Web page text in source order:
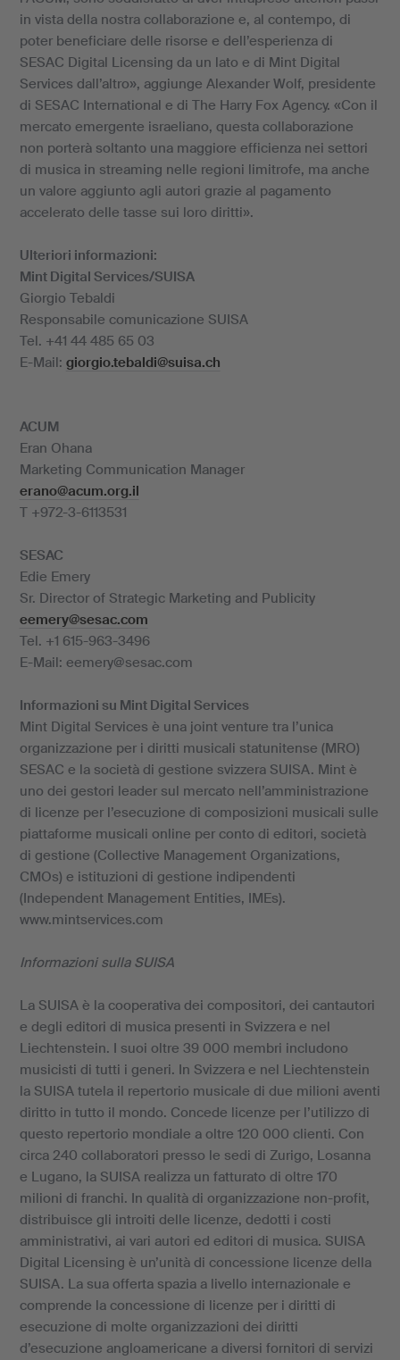
in vista della nostra collaborazione e, al contempo, di
poter beneficiare delle risorse e dell’esperienza di
SESAC Digital Licensing da un lato e di Mint Digital
Services dall’altro», aggiunge Alexander Wolf, presidente
di SESAC International e di The Harry Fox Agency. «Con il
mercato emergente israeliano, questa collaborazione
non porterà soltanto una maggiore efficienza nei settori
di musica in streaming nelle regioni limitrofe, ma anche
un valore aggiunto agli autori grazie al pagamento
accelerato delle tasse sui loro diritti».
Ulteriori informazioni:
Mint Digital Services/SUISA
Giorgio Tebaldi
Responsabile comunicazione SUISA
Tel. +41 44 485 65 03
E-Mail: giorgio.tebaldi@suisa.ch
ACUM
Eran Ohana
Marketing Communication Manager
erano@acum.org.il
T +972-3-6113531
SESAC
Edie Emery
Sr. Director of Strategic Marketing and Publicity
eemery@sesac.com
Tel. +1 615-963-3496
E-Mail: eemery@sesac.com
Informazioni su Mint Digital Services
Mint Digital Services è una joint venture tra l’unica
organizzazione per i diritti musicali statunitense (MRO)
SESAC e la società di gestione svizzera SUISA. Mint è
uno dei gestori leader sul mercato nell’amministrazione
di licenze per l’esecuzione di composizioni musicali sulle
piattaforme musicali online per conto di editori, società
di gestione (Collective Management Organizations,
CMOs) e istituzioni di gestione indipendenti
(Independent Management Entities, IMEs).
www.mintservices.com
Informazioni sulla SUISA
La SUISA è la cooperativa dei compositori, dei cantautori
e degli editori di musica presenti in Svizzera e nel
Liechtenstein. I suoi oltre 39 000 membri includono
musicisti di tutti i generi. In Svizzera e nel Liechtenstein
la SUISA tutela il repertorio musicale di due milioni aventi
diritto in tutto il mondo. Concede licenze per l’utilizzo di
questo repertorio mondiale a oltre 120 000 clienti. Con
circa 240 collaboratori presso le sedi di Zurigo, Losanna
e Lugano, la SUISA realizza un fatturato di oltre 170
milioni di franchi. In qualità di organizzazione non-profit,
distribuisce gli introiti delle licenze, dedotti i costi
amministrativi, ai vari autori ed editori di musica. SUISA
Digital Licensing è un’unità di concessione licenze della
SUISA. La sua offerta spazia a livello internazionale e
comprende la concessione di licenze per i diritti di
esecuzione di molte organizzazioni dei diritti
d’esecuzione angloamericane a diversi fornitori di servizi